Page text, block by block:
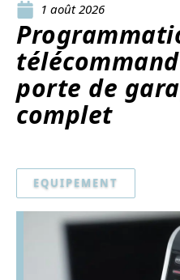
1 août 2026
porte de
complet
EQUIPEMENT